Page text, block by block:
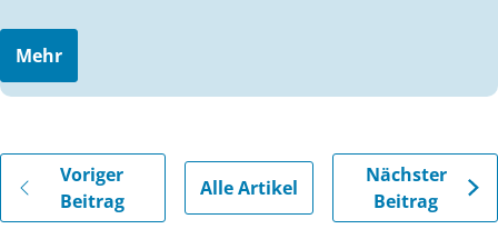
Mehr
Gehe zu vorherigen oder nächsten Beiträgen
Voriger
Beitrag
Alle Artikel
Nächster
Beitrag